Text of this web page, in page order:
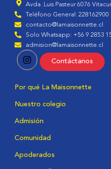
Avda. Luis Pasteur 6076
Teléfono General: 228162900
contacto@lamaisonnette.cl
Solo Whatsapp: +56 9 2853
admision@lamaisonnette.cl
Contáctanos
Por qué La Maisonnette
Nuestro colegio
Admisión
Comunidad
Apoderados